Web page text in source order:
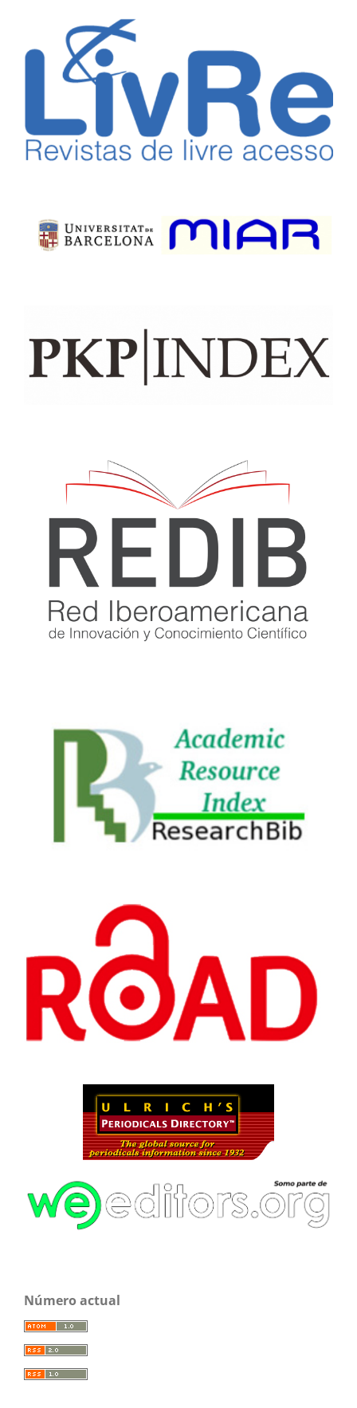
Número actual